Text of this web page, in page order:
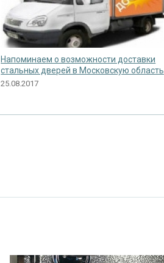
Напоминаем о возможности доставки
стальных дверей в Московскую область
25.08.2017